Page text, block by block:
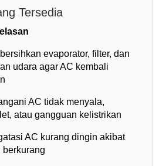
Tersedia
evaporator, filter, dan
udara agar AC kembali
AC tidak menyala,
atau gangguan kelistrikan
AC kurang dingin akibat
berkurang